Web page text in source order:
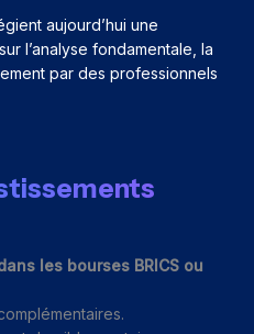
aujourd’hui une
l’analyse fondamentale, la
par des professionnels
les bourses BRICS ou